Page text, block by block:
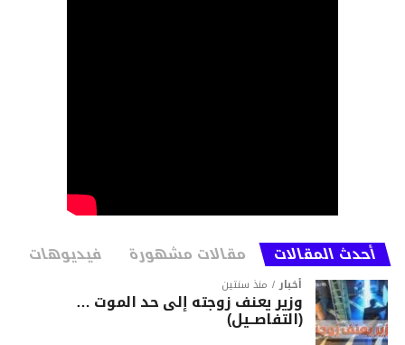
أحدث المقالات مقالات مشهورة فيديوهات
أخبار منذ سنتين
وزير يعنف زوجته إلى حد الموت …
(التفاصــيل)